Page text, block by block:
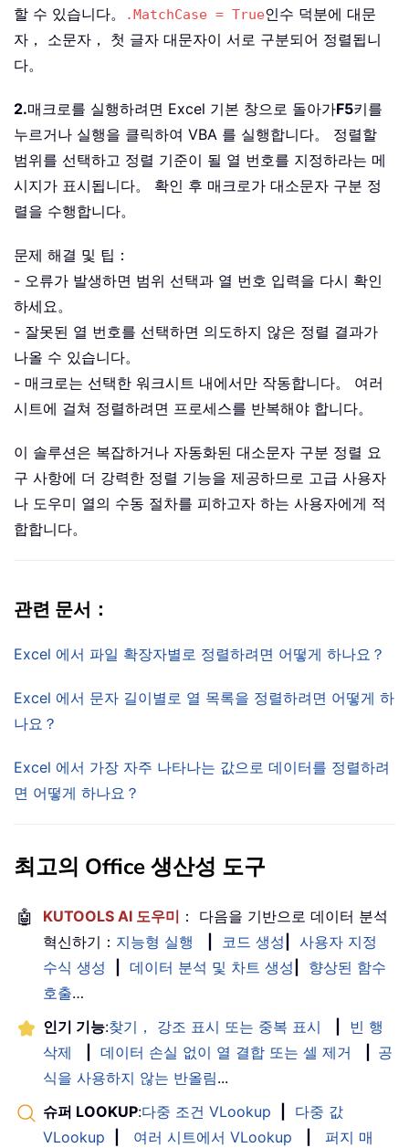
할 수 있습니다。 .MatchCase = True인수 덕분에 대문
자， 소문자， 첫 글자 대문자이 서로 구분되어 정렬됩니
다。
2.매크로를 실행하려면 Excel 기본 창으로 돌아가F5키를
누르거나 실행을 클릭하여 VBA 를 실행합니다。 정렬할
범위를 선택하고 정렬 기준이 될 열 번호를 지정하라는 메
시지가 표시됩니다。 확인 후 매크로가 대소문자 구분 정
렬을 수행합니다。
문제 해결 및 팁：
- 오류가 발생하면 범위 선택과 열 번호 입력을 다시 확인
하세요。
- 잘못된 열 번호를 선택하면 의도하지 않은 정렬 결과가
나올 수 있습니다。
- 매크로는 선택한 워크시트 내에서만 작동합니다。 여러
시트에 걸쳐 정렬하려면 프로세스를 반복해야 합니다。
이 솔루션은 복잡하거나 자동화된 대소문자 구분 정렬 요
구 사항에 더 강력한 정렬 기능을 제공하므로 고급 사용자
나 도우미 열의 수동 절차를 피하고자 하는 사용자에게 적
합합니다。
관련 문서：
Excel 에서 파일 확장자별로 정렬하려면 어떻게 하나요？
Excel 에서 문자 길이별로 열 목록을 정렬하려면 어떻게 하
나요？
Excel 에서 가장 자주 나타나는 값으로 데이터를 정렬하려
면 어떻게 하나요？
최고의 Office 생산성 도구
🤖 KUTOOLS AI 도우미 ： 다음을 기반으로 데이터 분석
혁신하기： 지능형 실행 코드 생성
사용자 지정
수식 생성
데이터 분석 및 차트 생성
향상된 함수
호출…
인기 기능:찾기， 강조 표시 또는 중복 표시
빈 행
삭제
데이터 손실 없이 열 결합 또는 셀 제거
공
식을 사용하지 않는 반올림...
슈퍼 LOOKUP:다중 조건 VLookup
다중 값
VLookup
여러 시트에서 VLookup
퍼지 매